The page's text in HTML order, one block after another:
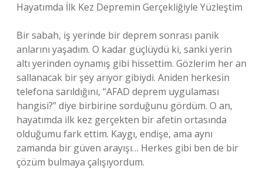
Hayatımda İlk Kez Depremin Gerçekliğiyle Yüzleştim
Bir sabah, iş yerinde bir deprem sonrası panik
anlarını yaşadım. O kadar güçlüydü ki, sanki yerin
altı yerinden oynamış gibi hissettim. Gözlerim her an
sallanacak bir şey arıyor gibiydi. Aniden herkesin
telefona sarıldığını, “AFAD deprem uygulaması
hangisi?” diye birbirine sorduğunu gördüm. O an,
hayatımda ilk kez gerçekten bir afetin ortasında
olduğumu fark ettim. Kaygı, endişe, ama aynı
zamanda bir güven arayışı… Herkes gibi ben de bir
çözüm bulmaya çalışıyordum.